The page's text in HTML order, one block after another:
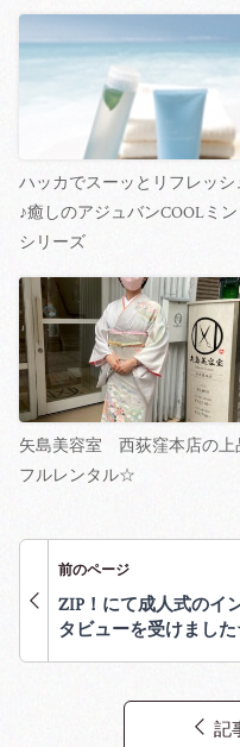
ハッカでスーッとリフレッシ
♪癒しのアジュバンCOOLミン
シリーズ
矢島美容室 西荻窪本店の上
フルレンタル☆
前のページ
ZIP！にて成人式のイ
タビューを受けまし
記